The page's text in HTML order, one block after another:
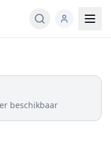
beschikbaar